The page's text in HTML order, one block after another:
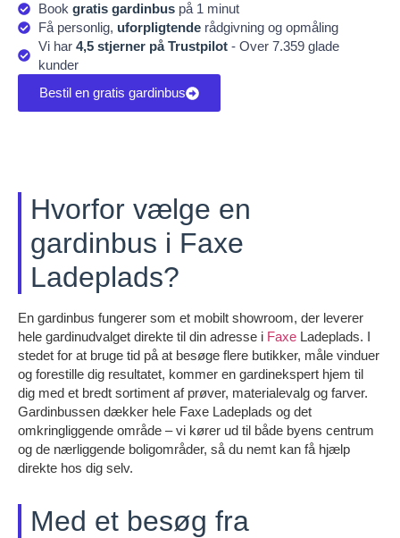
Book gratis gardinbuspå 1 minut
Få personlig, uforpligtenderådgivning og opmåling
Vi har 4,5 stjerner på Trustpilot- Over 7.359 glade
kunder
Bestil en gratis gardinbus
Hvorfor vælge en
gardinbus i Faxe
Ladeplads?
En gardinbus fungerer som et mobilt showroom, der leverer
hele gardinudvalget direkte til din adresse i Faxe Ladeplads. I
stedet for at bruge tid på at besøge flere butikker, måle vinduer
og forestille dig resultatet, kommer en gardinekspert hjem til
dig med et bredt sortiment af prøver, materialevalg og farver.
Gardinbussen dækker hele Faxe Ladeplads og det
omkringliggende område – vi kører ud til både byens centrum
og de nærliggende boligområder, så du nemt kan få hjælp
direkte hos dig selv.
Med et besøg fra